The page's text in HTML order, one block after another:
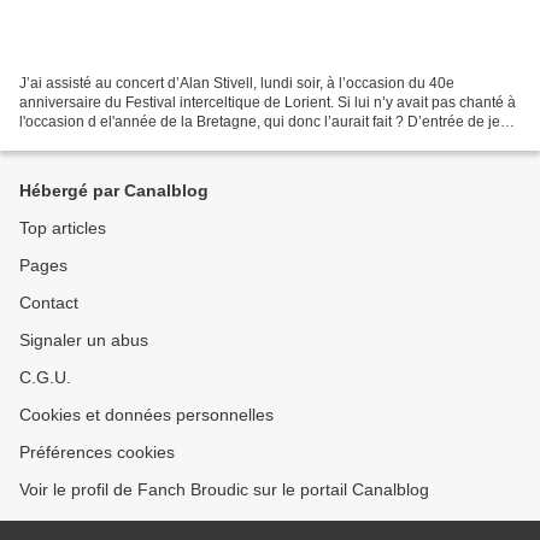
J’ai assisté au concert d’Alan Stivell, lundi soir, à l’occasion du 40e
anniversaire du Festival interceltique de Lorient. Si lui n’y avait pas chanté à
l'occasion d el'année de la Bretagne, qui donc l’aurait fait ? D’entrée de jeu,
Hébergé par Canalblog
Top articles
Pages
Contact
Signaler un abus
C.G.U.
Cookies et données personnelles
Préférences cookies
Voir le profil de Fanch Broudic sur le portail Canalblog